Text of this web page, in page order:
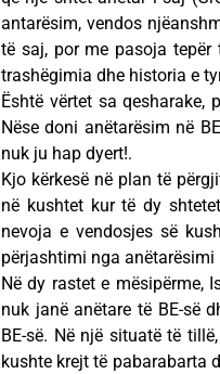
antarësim, vendos
të saj, por me pasoja tepër
trashëgimia dhe historia e
Është vërtet sa qesharake,
Nëse doni anëtarësim në
nuk ju hap dyert!.
Kjo kërkesë në plan të
në kushtet kur të dy
nevoja e vendosjes së
përjashtimi nga anëtarësimi
Në dy rastet e mësipërme,
nuk janë anëtare të BE-së
BE-së. Në një situatë të
kushte krejt të pabarabarta